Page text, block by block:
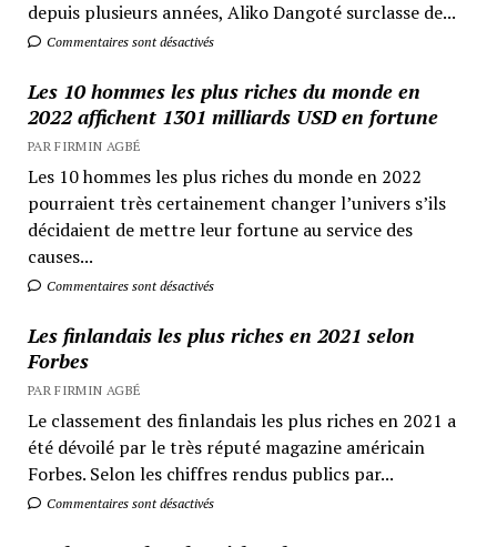
depuis plusieurs années, Aliko Dangoté surclasse de...
Commentaires sont désactivés
Les 10 hommes les plus riches du monde en
2022 affichent 1301 milliards USD en fortune
PAR FIRMIN AGBÉ
Les 10 hommes les plus riches du monde en 2022
pourraient très certainement changer l’univers s’ils
décidaient de mettre leur fortune au service des
causes...
Commentaires sont désactivés
Les finlandais les plus riches en 2021 selon
Forbes
PAR FIRMIN AGBÉ
Le classement des finlandais les plus riches en 2021 a
été dévoilé par le très réputé magazine américain
Forbes. Selon les chiffres rendus publics par...
Commentaires sont désactivés